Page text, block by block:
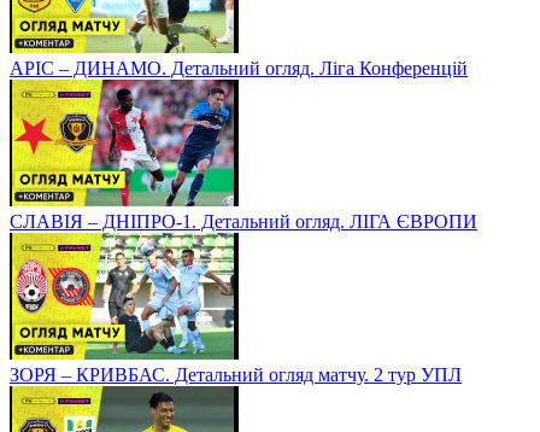
АРІС – ДИНАМО. Детальний огляд. Ліга Конференцій
СЛАВІЯ – ДНІПРО-1. Детальний огляд. ЛІГА ЄВРОПИ
ЗОРЯ – КРИВБАС. Детальний огляд матчу. 2 тур УПЛ